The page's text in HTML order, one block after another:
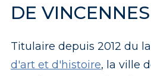
DE VINCENNES
Titulaire depuis 2012 du
d'art et d'histoire, la ville